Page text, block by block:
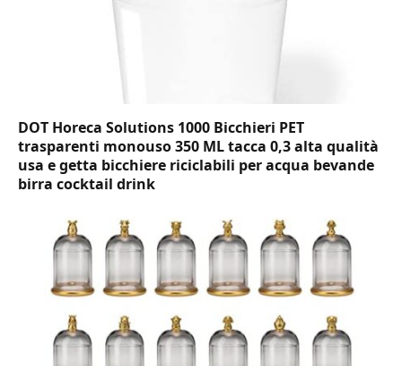
DOT Horeca Solutions 1000 Bicchieri PET
trasparenti monouso 350 ML tacca 0,3 alta qualità
usa e getta bicchiere riciclabili per acqua bevande
birra cocktail drink